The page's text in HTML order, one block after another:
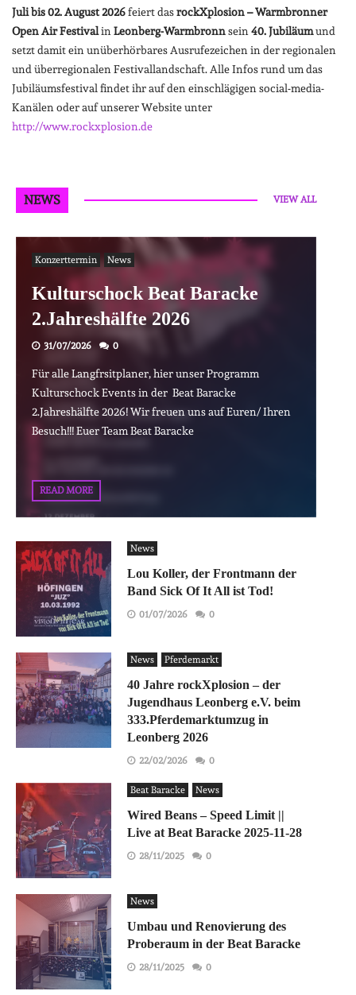
Juli bis 02. August 2026feiert dasrockXplosion – Warmbronner
Open Air Festivalin Leonberg-Warmbronnsein 40. Jubiläumund
setzt damit ein unüberhörbares Ausrufezeichen in der regionalen
und überregionalen Festivallandschaft. Alle Infos rund um das
Jubiläumsfestival findet ihr auf den einschlägigen social-media-
Kanälen oder auf unserer Website unter
http://www.rockxplosion.de
NEWS VIEW ALL
Konzerttermin News
Kulturschock Beat Baracke
2.Jahreshälfte 2026
31/07/2026 0
Für alle Langfrsitplaner, hier unser Programm
Kulturschock Events in der Beat Baracke
2.Jahreshälfte 2026! Wir freuen uns auf Euren/ Ihren
Besuch!!! Euer Team Beat Baracke
READ MORE
News
Lou Koller, der Frontmann der
Band Sick Of It All ist Tod!
01/07/2026 0
News Pferdemarkt
40 Jahre rockXplosion – der
Jugendhaus Leonberg e.V. beim
333.Pferdemarktumzug in
Leonberg 2026
22/02/2026 0
Beat Baracke News
Wired Beans – Speed Limit ||
Live at Beat Baracke 2025-11-28
28/11/2025 0
News
Umbau und Renovierung des
Proberaum in der Beat Baracke
28/11/2025 0